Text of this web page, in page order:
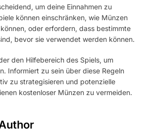
um deine Einnahmen zu
können einschränken, wie Münzen
oder erfordern, dass bestimmte
bevor sie verwendet werden können.
den Hilfebereich des Spiels, um
Informiert zu sein über diese Regeln
zu strategisieren und potenzielle
kostenloser Münzen zu vermeiden.